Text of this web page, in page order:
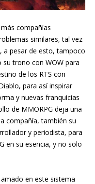
compañías
similares, tal vez
a pesar de esto, tampoco
su trono con WOW para
de los RTS con
para así inspirar
y nuevas franquicias
de MMORPG deja una
compañía, también su
y periodista, para
en su esencia, y no solo
en este sistema